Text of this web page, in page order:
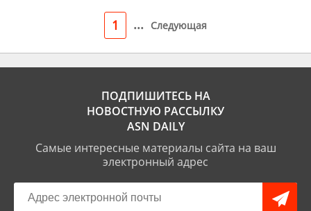
1 ... Следующая
ПОДПИШИТЕСЬ НА
НОВОСТНУЮ РАССЫЛКУ
ASN DAILY
Самые интересные материалы сайта на ваш
электронный адрес